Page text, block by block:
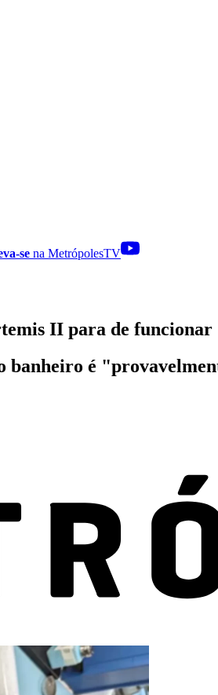
se na MetrópolesTV
II para de funcionar
é